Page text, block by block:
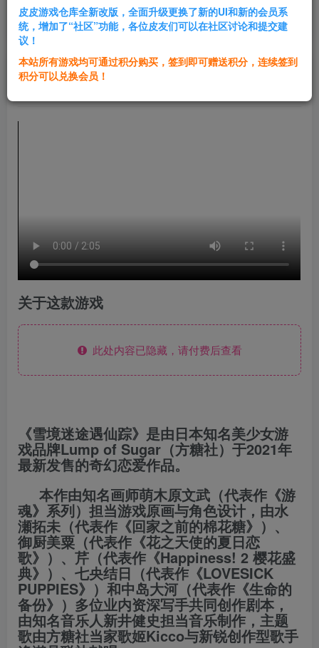
登录购买
群主1号
关于这款游戏
此处内容已隐藏，请付费后查看
《雪境迷途遇仙踪》是由日本知名美少女游
戏品牌Lump of Sugar（方糖社）于2021年
最新发售的奇幻恋爱作品。
本作由知名画师萌木原文武（代表作《游
魂》系列）担当游戏原画与角色设计，由水
瀬拓未（代表作《回家之前的棉花糖》）、
御厨美粟（代表作《花之天使的夏日恋
歌》）、芹（代表作《Happiness! 2 樱花盛
典》）、七央结日（代表作《LOVESICK
PUPPIES》）和中岛大河（代表作《生命的
备份》）多位业内资深写手共同创作剧本，
由知名音乐人新井健史担当音乐制作，主题
歌由方糖社当家歌姬Kicco与新锐创作型歌手
皮皮游戏仓库全新改版，全面升级更换了新的UI和新的会员系
统，增加了“社区”功能，各位皮友们可以在社区讨论和提交建
议！
本站所有游戏均可通过积分购买，签到即可赠送积分，连续签到
积分可以兑换会员！